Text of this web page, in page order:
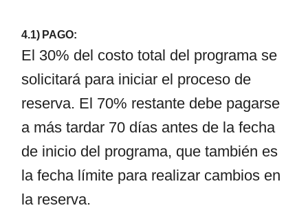
4.1) PAGO:
El 30% del costo total del programa se
solicitará para iniciar el proceso de
reserva. El 70% restante debe pagarse
a más tardar 70 días antes de la fecha
de inicio del programa, que también es
la fecha límite para realizar cambios en
la reserva.